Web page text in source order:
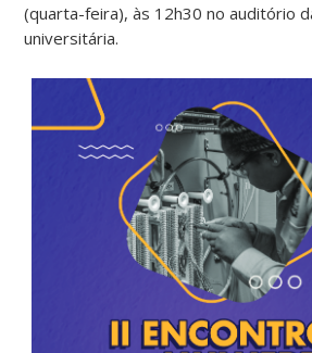
(quarta-feira), às 12h30 no auditório
universitária.